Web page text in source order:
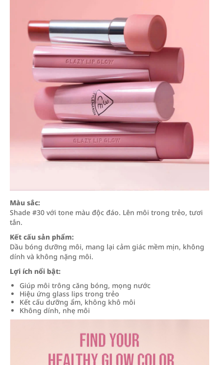
Màu sắc:
Shade #30 với tone màu độc đáo. Lên môi trong trẻo, tươi
tắn.
Kết cấu sản phẩm:
Dầu bóng dưỡng môi, mang lại cảm giác mềm mịn, không
dính và không nặng môi.
Lợi ích nổi bật:
Giúp môi trông căng bóng, mọng nước
Hiệu ứng glass lips trong trẻo
Kết cấu dưỡng ẩm, không khô môi
Không dính, nhẹ môi